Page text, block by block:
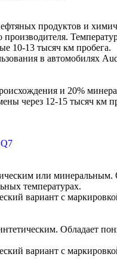
продуктов и
производителя.
10-13 тысяч км пробега.
в автомобилях
и 20%
через 12-15 тысяч км
или минеральным.
температурах.
вариант с
Обладает
вариант с